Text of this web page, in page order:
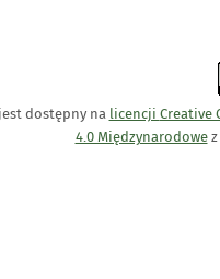
jest dostępny na licencji Creative
4.0 Międzynarodowez